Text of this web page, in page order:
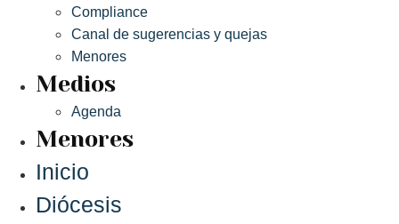
Compliance
Canal de sugerencias y quejas
Menores
Medios
Agenda
Menores
Inicio
Diócesis